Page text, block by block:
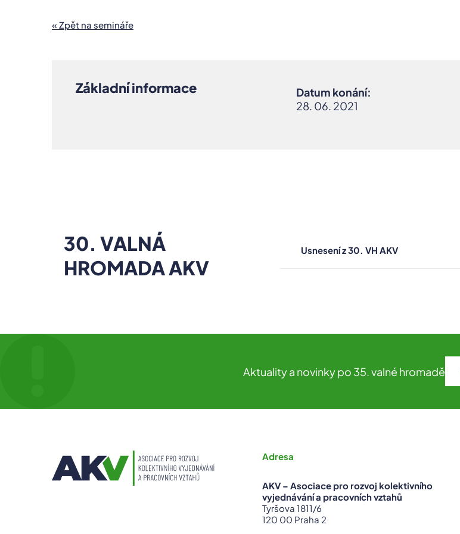
« Zpět na semináře
Základní informace
Datum konání:
28. 06. 2021
30. VALNÁ
HROMADA AKV
Usnesení z 30. VH AKV
Aktuality a novinky po 35. valné hromadě
Adresa
AKV – Asociace pro rozvoj kolektivního
vyjednávánía pracovních vztahů
Tyršova 1811/6
120 00 Praha 2